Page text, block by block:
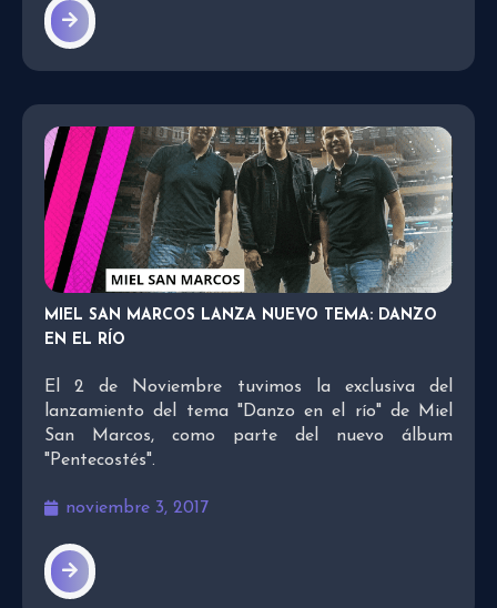
MIEL SAN MARCOS LANZA NUEVO TEMA: DANZO
EN EL RÍO
El 2 de Noviembre tuvimos la exclusiva del
lanzamiento del tema "Danzo en el río" de Miel
San Marcos, como parte del nuevo álbum
"Pentecostés".
noviembre 3, 2017